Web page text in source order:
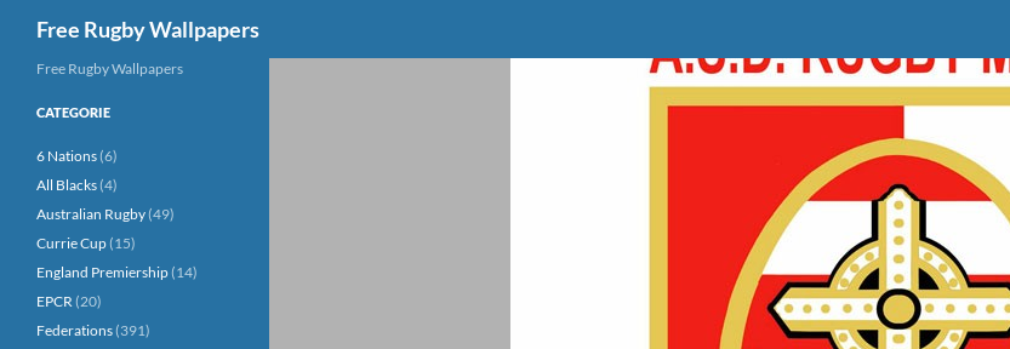
Free Rugby Wallpapers
Free Rugby Wallpapers
CATEGORIE
6 Nations(6)
All Blacks(4)
Australian Rugby(49)
Currie Cup(15)
England Premiership(14)
EPCR(20)
Federations(391)